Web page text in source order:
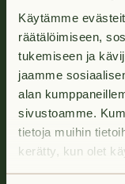
Käytämme
räätälöimiseen,
tukemiseen ja
jaamme
alan
sivustoamme.
tietoja muihin
kerätty, kun olet
Huoletonta
Ota yhteyttä